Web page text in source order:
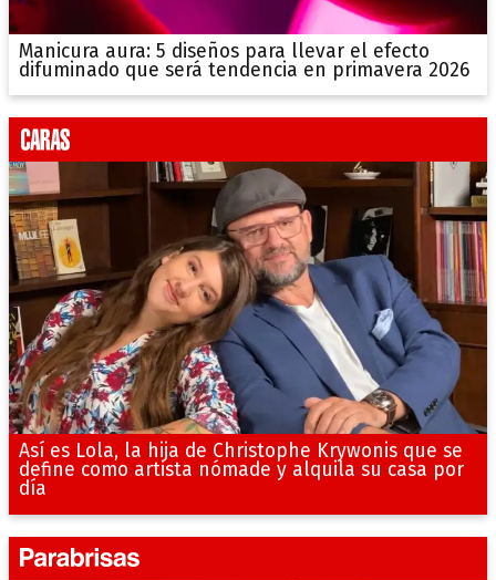
Manicura aura: 5 diseños para llevar el efecto
difuminado que será tendencia en primavera 2026
Así es Lola, la hija de Christophe Krywonis que se
define como artista nómade y alquila su casa por
día